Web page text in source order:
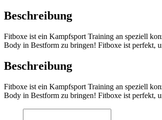
Beschreibung
Fitboxe ist ein Kampfsport Training an speziell
Body in Bestform zu bringen! Fitboxe ist perfekt,
Beschreibung
Fitboxe ist ein Kampfsport Training an speziell
Body in Bestform zu bringen! Fitboxe ist perfekt,